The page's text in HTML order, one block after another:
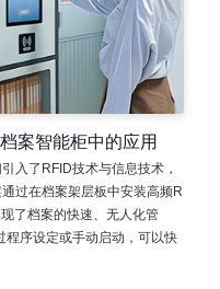
案智能柜中的应用
入了RFID技术与信息技术，
过在档案架层板中安装高频R
了档案的快速、无人化管
程序设定或手动启动，可以快